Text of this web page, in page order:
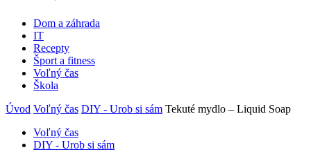
Dom a záhrada
IT
Recepty
Šport a fitness
Voľný čas
Škola
Úvod Voľný čas DIY - Urob si sám Tekuté mydlo – Liquid Soap
Voľný čas
DIY - Urob si sám